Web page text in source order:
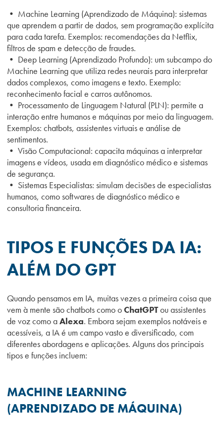
• Machine Learning (Aprendizado de Máquina): sistemas
que aprendem a partir de dados, sem programação explícita
para cada tarefa. Exemplos: recomendações da Netflix,
filtros de spam e detecção de fraudes.
• Deep Learning (Aprendizado Profundo): um subcampo do
Machine Learning que utiliza redes neurais para interpretar
dados complexos, como imagens e texto. Exemplo:
reconhecimento facial e carros autônomos.
• Processamento de Linguagem Natural (PLN): permite a
interação entre humanos e máquinas por meio da linguagem.
Exemplos: chatbots, assistentes virtuais e análise de
sentimentos.
• Visão Computacional: capacita máquinas a interpretar
imagens e vídeos, usada em diagnóstico médico e sistemas
de segurança.
• Sistemas Especialistas: simulam decisões de especialistas
humanos, como softwares de diagnóstico médico e
consultoria financeira.
TIPOS E FUNÇÕES DA IA:
ALÉM DO GPT
Quando pensamos em IA, muitas vezes a primeira coisa que
vem à mente são chatbots como oChatGPTou assistentes
de voz como aAlexa. Embora sejam exemplos notáveis e
acessíveis, a IA é um campo vasto e diversificado, com
diferentes abordagens e aplicações. Alguns dos principais
tipos e funções incluem:
MACHINE LEARNING
(APRENDIZADO DE MÁQUINA)